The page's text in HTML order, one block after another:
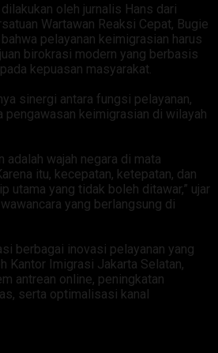
oleh jurnalis Hans dari
Wartawan Reaksi Cepat, Bugie
pelayanan keimigrasian harus
birokrasi modern yang berbasis
kepuasan masyarakat.
sinergi antara fungsi pelayanan,
pengawasan keimigrasian di wilayah
adalah wajah negara di mata
itu, kecepatan, ketepatan, dan
utama yang tidak boleh ditawar,” ujar
yang berlangsung di
berbagai inovasi pelayanan yang
Kantor Imigrasi Jakarta Selatan,
antrean online, peningkatan
serta optimalisasi kanal